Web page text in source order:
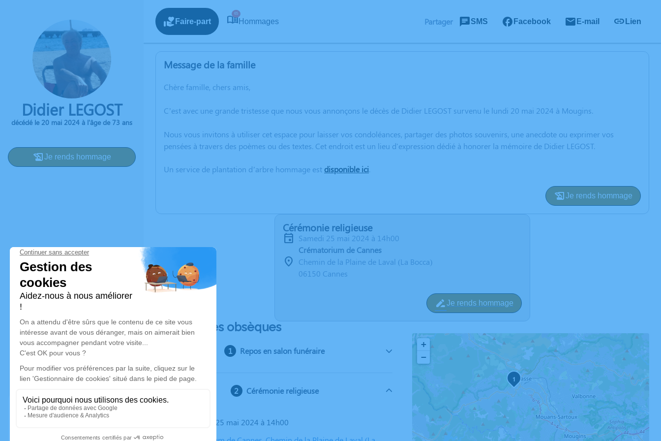
Didier LEGOST
décédé le 20 mai 2024 à l'âge de 73 ans
Je rends hommage
Faire-part
65
Hommages Partager SMS Facebook E-mail Lien
Message de la famille
Chère famille, chers amis,
C’est avec une grande tristesse que nous vous annonçons le décès de Didier LEGOST survenu le lundi 20 mai 2024 à Mougins.
Nous vous invitons à utiliser cet espace pour laisser vos condoléances, partager des photos souvenirs, une anecdote ou exprimer vos
pensées à travers des poèmes ou des textes. Cet endroit est un lieu d'expression dédié à honorer la mémoire de Didier LEGOST.
Un service de plantation d’arbre hommage est disponible ici.
Je rends hommage
Cérémonie religieuse
samedi 25 mai 2024 à 14h00
Crématorium de Cannes
Chemin de la Plaine de Laval (La Bocca)
06150 Cannes
Je rends hommage
Déroulé des obsèques
Repos en salon funéraire
Cérémonie religieuse
Le samedi 25 mai 2024 à 14h00
1
+
−